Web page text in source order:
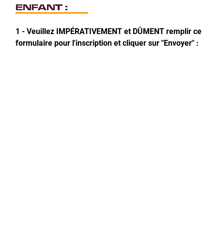
ENFANT :
1 - Veuillez IMPÉRATIVEMENT et DÛMENT remplir ce
formulaire pour l'inscription et cliquer sur "Envoyer" :